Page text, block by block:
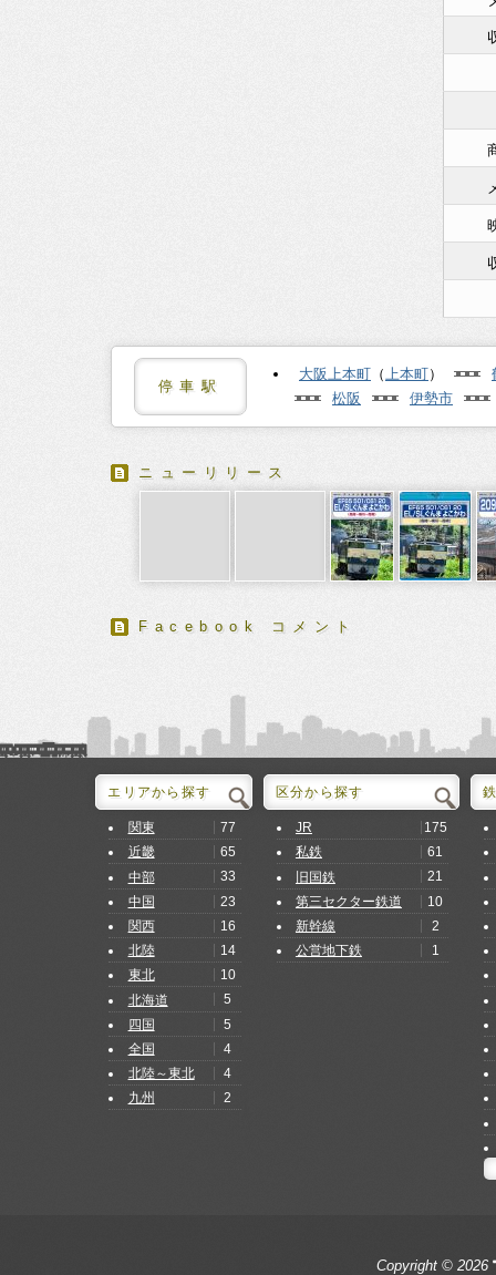
停車駅
大阪上本町 （上本町）
松阪
伊勢市
ニューリリース
Facebook コメント
エリアから探す
関東
77
近畿
65
中部
33
中国
23
関西
16
北陸
14
東北
10
北海道
5
四国
5
全国
4
北陸～東北
4
九州
2
区分から探す
JR
175
私鉄
61
旧国鉄
21
第三セクター鉄道
10
新幹線
2
公営地下鉄
1
Copyright © 2026